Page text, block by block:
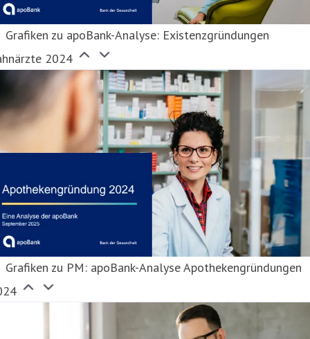
Grafiken zu apoBank-Analyse: Existenzgründungen
2024
Grafiken zu PM: apoBank-Analyse Apothekengründungen